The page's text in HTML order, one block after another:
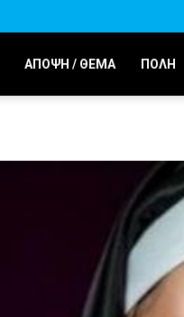
ΑΠΟΨΗ / ΘΕΜΑ ΠΟΛΗ